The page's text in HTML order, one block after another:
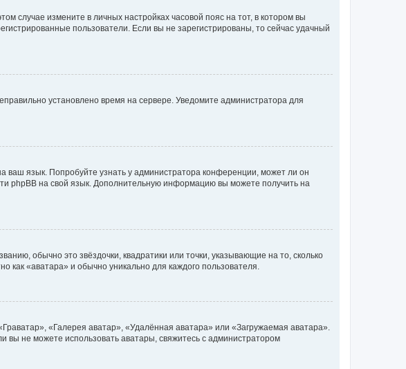
случае измените в личных настройках часовой пояс на тот, в котором вы
пользователи. Если вы не зарегистрированы, то сейчас удачный
установлено время на сервере. Уведомите администратора для
ваш язык. Попробуйте узнать у администратора конференции, может ли он
phpBB на свой язык. Дополнительную информацию вы можете получить на
обычно это звёздочки, квадратики или точки, указывающие на то, сколько
«аватара» и обычно уникально для каждого пользователя.
«Галерея аватар», «Удалённая аватара» или «Загружаемая аватара».
вы не можете использовать аватары, свяжитесь с администратором